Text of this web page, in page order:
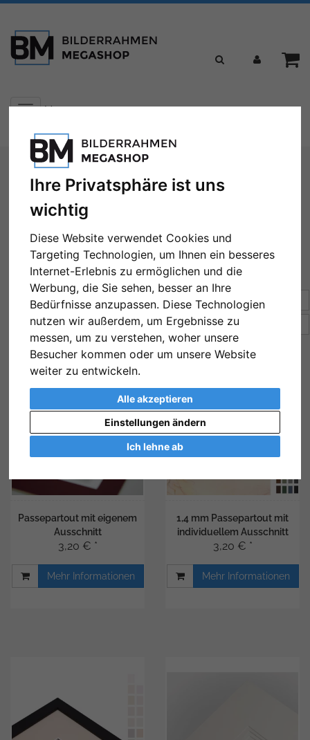
Ihre Privatsphäre ist uns
wichtig
Diese Website verwendet Cookies und
Targeting Technologien, um Ihnen ein besseres
Internet-Erlebnis zu ermöglichen und die
Werbung, die Sie sehen, besser an Ihre
Bedürfnisse anzupassen. Diese Technologien
nutzen wir außerdem, um Ergebnisse zu
messen, um zu verstehen, woher unsere
Besucher kommen oder um unsere Website
weiter zu entwickeln.
Alle akzeptieren
Ich lehne ab
Einstellungen ändern
ToggleMenü
Sie sind hier: Passepartouts Ausschnitt nach Maß
Ausschnitt nach Maß
← Zurück 2 Weiter →
Sortierung:Preis
Artikel pro Seite16
Passepartout mit eigenem
Ausschnitt
3,20 € *
Mehr Informationen
1,4 mm Passepartout mit
individuellem Ausschnitt
3,20 € *
Mehr Informationen